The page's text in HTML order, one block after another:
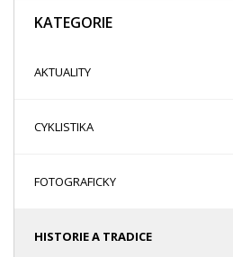
KATEGORIE
AKTUALITY
CYKLISTIKA
FOTOGRAFICKY
HISTORIE A TRADICE